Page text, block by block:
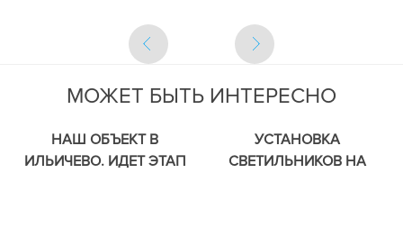
МОЖЕТ БЫТЬ ИНТЕРЕСНО
НАШ ОБЪЕКТ В
ИЛЬИЧЕВО. ИДЕТ ЭТАП
УСТАНОВКА
СВЕТИЛЬНИКОВ НА